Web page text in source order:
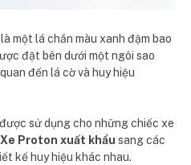
là một lá chắn màu xanh đậm bao
đặt bên dưới một ngôi sao
đến lá cờ và huy hiệu
sử dụng cho những chiếc xe
Xe Proton xuất khẩu sang các
kế huy hiệu khác nhau.